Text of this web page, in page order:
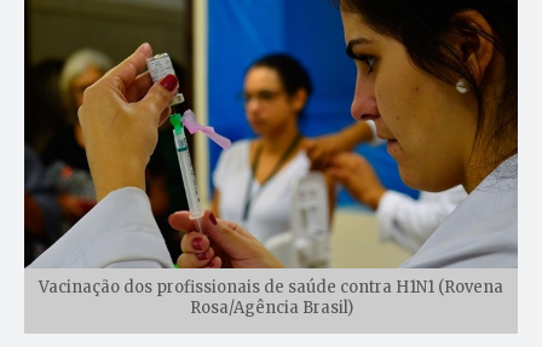
Vacinação dos profissionais de saúde contra H1N1 (Rovena
Rosa/Agência Brasil)